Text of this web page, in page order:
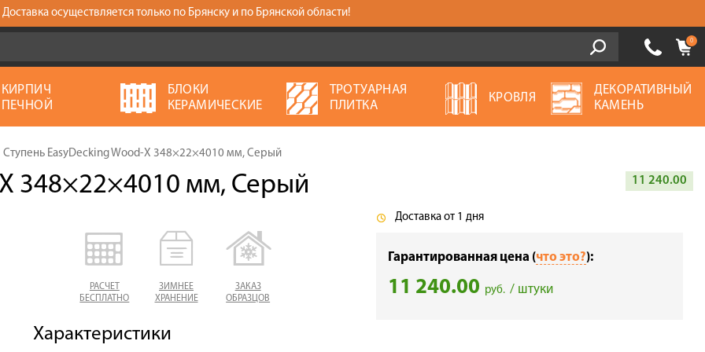
Доставка осуществляется только по Брянску и по Брянской области!
0
КИРПИЧ
ПЕЧНОЙ
БЛОКИ
КЕРАМИЧЕСКИЕ
ТРОТУАРНАЯ
ПЛИТКА
КРОВЛЯ
ДЕКОРАТИВНЫЙ
КАМЕНЬ
Ступень EasyDecking Wood-X 348×22×4010 мм, Серый
348×22×4010 мм, Серый 11 240.00
РАСЧЕТ
БЕСПЛАТНО
ЗИМНЕЕ
ХРАНЕНИЕ
ЗАКАЗ
ОБРАЗЦОВ
Характеристики
Доставка от 1 дня
Гарантированная цена (что это?):
11 240.00 руб. / штуки